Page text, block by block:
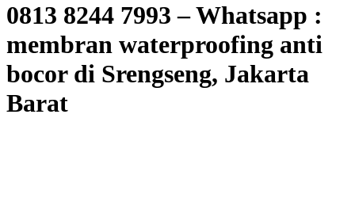
0813 8244 7993 – Whatsapp :
membran waterproofing anti
bocor di Srengseng, Jakarta
Barat